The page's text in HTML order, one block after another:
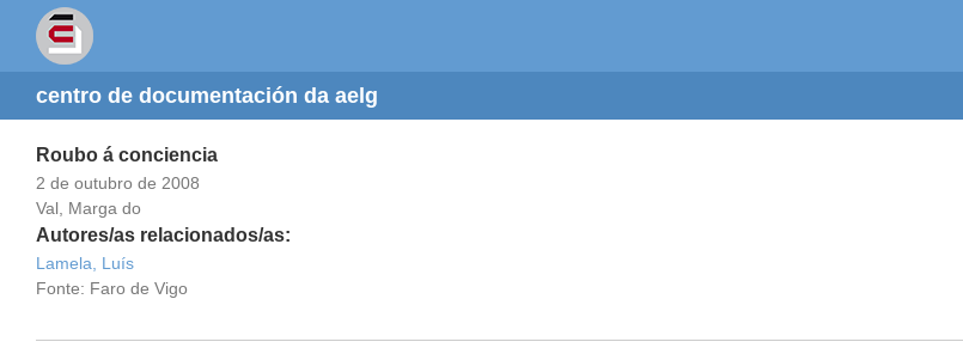
centro de documentación da aelg
Roubo á conciencia
2 de outubro de 2008
Val, Marga do
Autores/as relacionados/as:
Lamela, Luís
Fonte: Faro de Vigo